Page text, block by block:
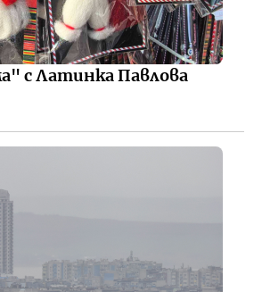
с Латинка Павлова